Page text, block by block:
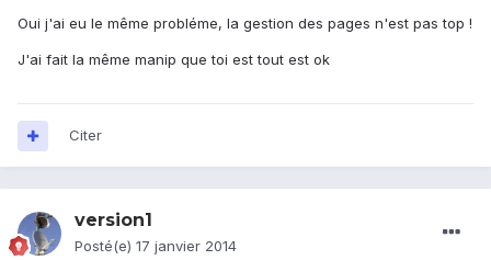
Oui j'ai eu le même probléme, la gestion des pages n'est pas top !
J'ai fait la même manip que toi est tout est ok
Citer
version1
Posté(e) 17 janvier 2014